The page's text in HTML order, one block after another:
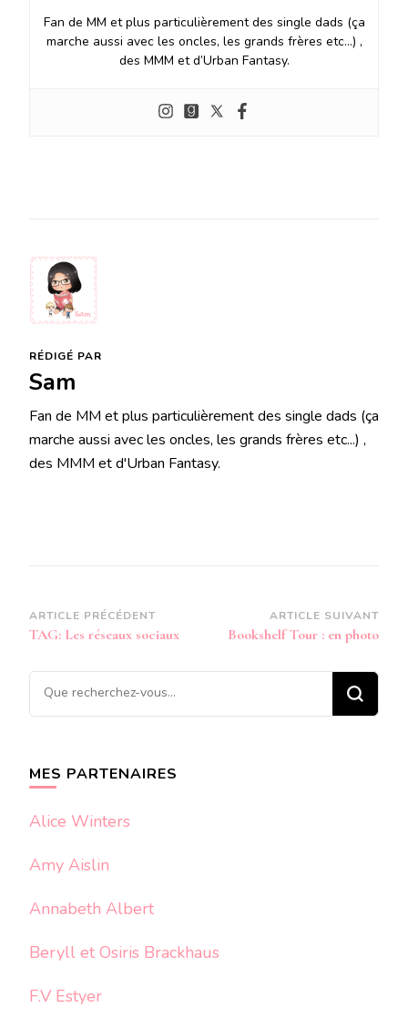
Fan de MM et plus particulièrement des single dads (ça
marche aussi avec les oncles, les grands frères etc…) ,
des MMM et d’Urban Fantasy.
RÉDIGÉ PAR
Sam
Fan de MM et plus particulièrement des single dads (ça
marche aussi avec les oncles, les grands frères etc...) ,
des MMM et d'Urban Fantasy.
Navigation
d’article
ARTICLE PRÉCÉDENT
TAG: Les réseaux sociaux
ARTICLE SUIVANT
Bookshelf Tour : en photo
Vous
recherchiez
MES PARTENAIRES
Alice Winters
Amy Aislin
Annabeth Albert
Beryll et Osiris Brackhaus
F.V Estyer